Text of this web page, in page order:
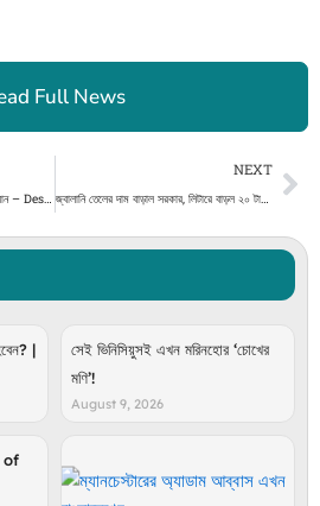
Full News
হৃদয় খানের সুরে প্রথমবার গান গাইলেন ইমরান – DesheBideshe
NEXT
জ্বালানি তেলের দাম বাড়াল সরকার, লিটারে বাড়ল ২০ টাকা পর্যন্ত – DesheBideshe
|
সেই ভিনিসিয়ুসই এখন মরিনহোর ‘চোখের
মণি’!
August 9, 2026
of